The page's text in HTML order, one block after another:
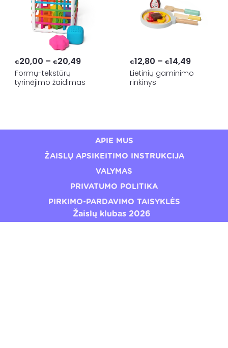
€20,00 – €20,49Price
€20,00
Formų-tekstūrų
tyrinėjimo žaidimas
€12,80 – €14,49Price
range:
Lietinių gaminimo
rinkinys
APIE MUS
ŽAISLŲ APSIKEITIMO INSTRUKCIJA
VALYMAS
PRIVATUMO POLITIKA
PIRKIMO-PARDAVIMO TAISYKLĖS
Žaislų klubas 2026